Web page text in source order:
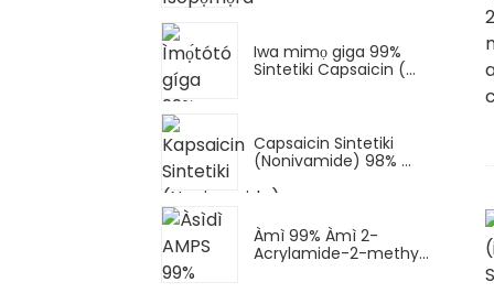
Iwa mimọ giga 99%
Sintetiki Capsaicin (...
Capsaicin Sintetiki
(Nonivamide) 98% ...
Àmì 99% Àmì 2-
Acrylamide-2-methy...